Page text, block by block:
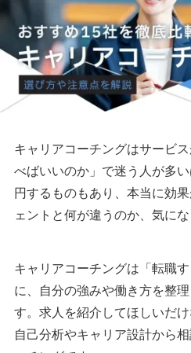
キャリアコーチングはサービ
べばいいのか」で迷う人が多
円するものもあり、本当に効
ェントと何が違うのか、気にな
キャリアコーチングは「転職
に、自分の強みや働き方を整
す。求人を紹介してほしいだけ
自己分析やキャリア設計から